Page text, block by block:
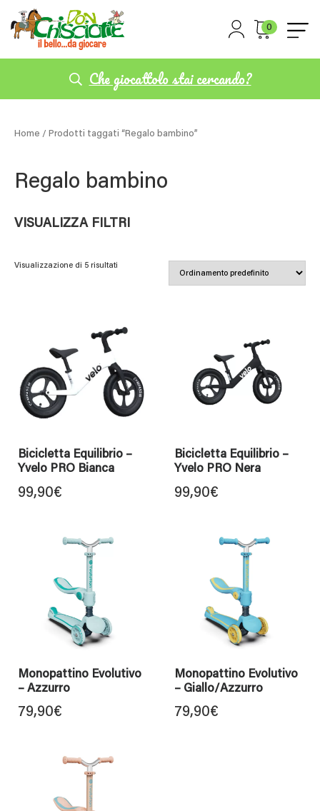
0
Che giocattolo stai cercando?
Home / Prodotti taggati “Regalo bambino”
Regalo bambino
VISUALIZZA FILTRI
Visualizzazione di 5 risultati
Bicicletta Equilibrio –
Yvelo PRO Bianca
99,90€
Bicicletta Equilibrio –
Yvelo PRO Nera
99,90€
Monopattino Evolutivo
– Azzurro
79,90€
Monopattino Evolutivo
– Giallo/Azzurro
79,90€